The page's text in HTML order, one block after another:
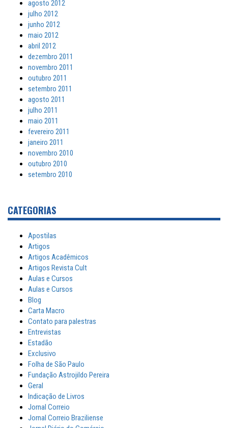
agosto 2012
julho 2012
junho 2012
maio 2012
abril 2012
dezembro 2011
novembro 2011
outubro 2011
setembro 2011
agosto 2011
julho 2011
maio 2011
fevereiro 2011
janeiro 2011
novembro 2010
outubro 2010
setembro 2010
CATEGORIAS
Apostilas
Artigos
Artigos Acadêmicos
Artigos Revista Cult
Aulas e Cursos
Aulas e Cursos
Blog
Carta Macro
Contato para palestras
Entrevistas
Estadão
Exclusivo
Folha de São Paulo
Fundação Astrojildo Pereira
Geral
Indicação de Livros
Jornal Correio
Jornal Correio Braziliense